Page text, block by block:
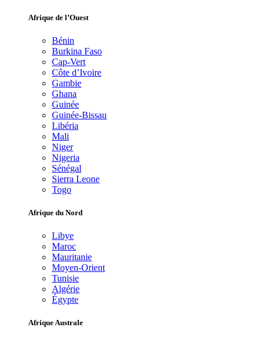
Afrique de l’Ouest
Bénin
Burkina Faso
Cap-Vert
Côte d’Ivoire
Gambie
Ghana
Guinée
Guinée-Bissau
Libéria
Mali
Niger
Nigeria
Sénégal
Sierra Leone
Togo
Afrique du Nord
Libye
Maroc
Mauritanie
Moyen-Orient
Tunisie
Algérie
Égypte
Afrique Australe